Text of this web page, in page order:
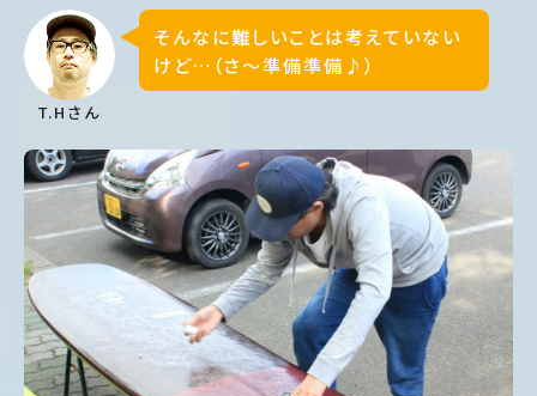
T.Hさん
そんなに難しいことは考えていない
けど…（さ〜準備準備♪）